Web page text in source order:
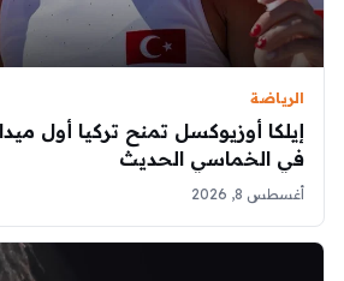
الرياضة
إيلكا أوزيوكسل تمنح تركيا أول
في الخماسي الحديث
أغسطس 8, 2026